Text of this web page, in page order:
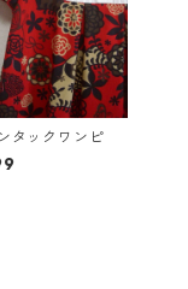
タックワンピ